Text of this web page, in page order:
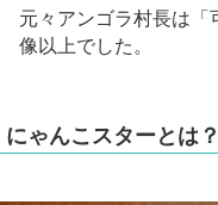
元々アンゴラ村長は
像以上でした。
にゃんこスターとは？